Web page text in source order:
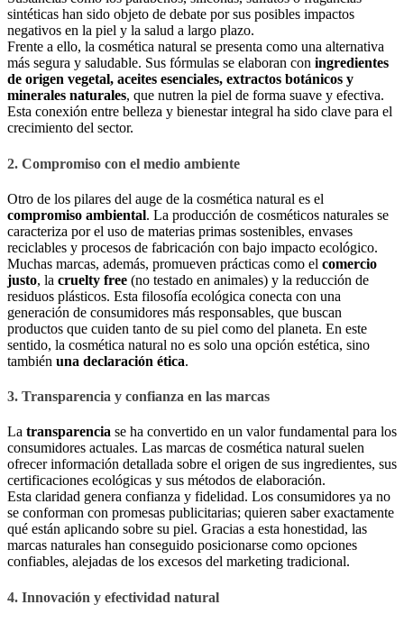
sintéticas han sido objeto de debate por sus posibles impactos
negativos en la piel y la salud a largo plazo.
Frente a ello, la cosmética natural se presenta como una alternativa
más segura y saludable. Sus fórmulas se elaboran con ingredientes
de origen vegetal, aceites esenciales, extractos botánicos y
minerales naturales, que nutren la piel de forma suave y efectiva.
Esta conexión entre belleza y bienestar integral ha sido clave para el
crecimiento del sector.
2. Compromiso con el medio ambiente
Otro de los pilares del auge de la cosmética natural es el
compromiso ambiental. La producción de cosméticos naturales se
caracteriza por el uso de materias primas sostenibles, envases
reciclables y procesos de fabricación con bajo impacto ecológico.
Muchas marcas, además, promueven prácticas como el comercio
justo, la cruelty free (no testado en animales) y la reducción de
residuos plásticos. Esta filosofía ecológica conecta con una
generación de consumidores más responsables, que buscan
productos que cuiden tanto de su piel como del planeta. En este
sentido, la cosmética natural no es solo una opción estética, sino
también una declaración ética.
3. Transparencia y confianza en las marcas
La transparencia se ha convertido en un valor fundamental para los
consumidores actuales. Las marcas de cosmética natural suelen
ofrecer información detallada sobre el origen de sus ingredientes, sus
certificaciones ecológicas y sus métodos de elaboración.
Esta claridad genera confianza y fidelidad. Los consumidores ya no
se conforman con promesas publicitarias; quieren saber exactamente
qué están aplicando sobre su piel. Gracias a esta honestidad, las
marcas naturales han conseguido posicionarse como opciones
confiables, alejadas de los excesos del marketing tradicional.
4. Innovación y efectividad natural